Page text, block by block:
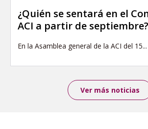
¿Quién se sentará en el
ACI a partir de septiembre?
En la Asamblea general de la ACI del 15...
Ver más noticias